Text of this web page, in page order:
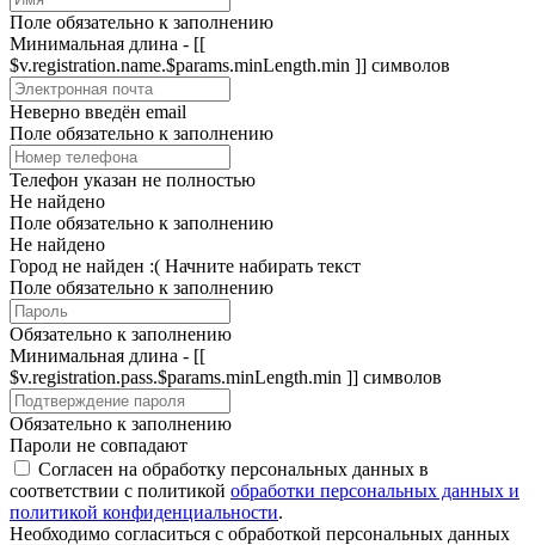
Поле обязательно к заполнению
Минимальная длина - [[
$v.registration.name.$params.minLength.min ]] символов
Неверно введён email
Поле обязательно к заполнению
Телефон указан не полностью
Не найдено
Поле обязательно к заполнению
Не найдено
Город не найден :( Начните набирать текст
Поле обязательно к заполнению
Обязательно к заполнению
Минимальная длина - [[
$v.registration.pass.$params.minLength.min ]] символов
Обязательно к заполнению
Пароли не совпадают
Согласен на обработку персональных данных в
соответствии с политикой обработки персональных данных и
политикой конфиденциальности.
Необходимо согласиться с обработкой персональных данных